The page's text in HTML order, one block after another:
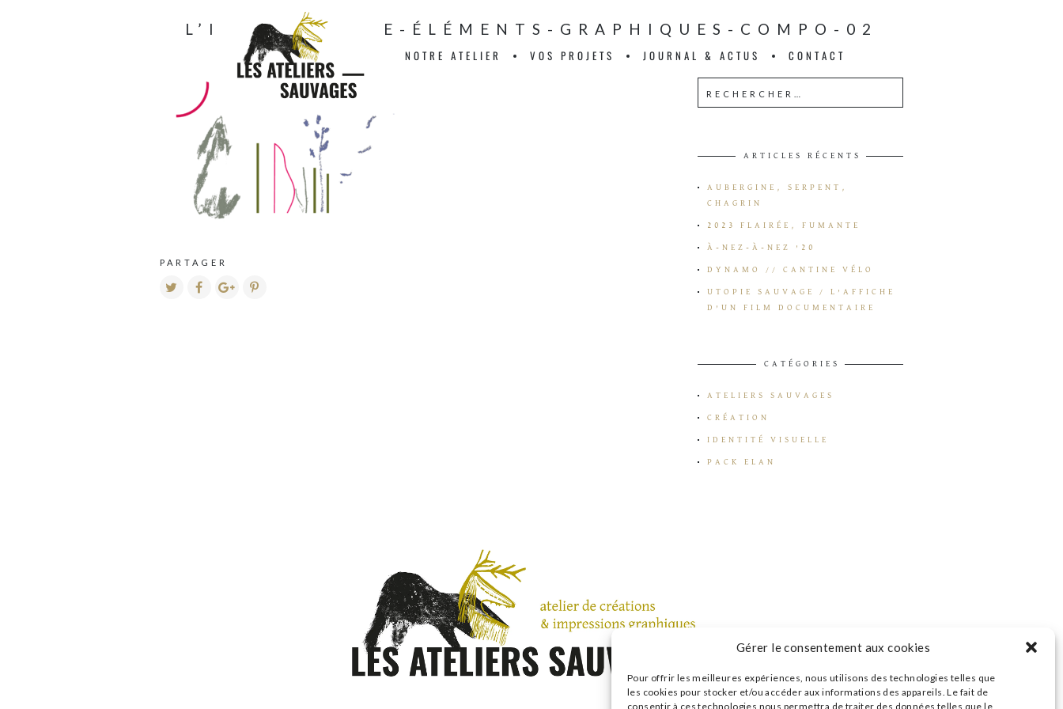
Gérer le consentement aux cookies
Pour offrir les meilleures expériences, nous utilisons des technologies telles que
les cookies pour stocker et/ou accéder aux informations des appareils. Le fait de
consentir à ces technologies nous permettra de traiter des données telles que le
NOTRE ATELIER VOS PROJETS JOURNAL & ACTUS CONTACT
L’ILOT-SAUVAGE-ÉLÉMENTS-GRAPHIQUES-COMPO-02
PARTAGER
ARTICLES RÉCENTS
AUBERGINE, SERPENT,
CHAGRIN
2023 FLAIRÉE, FUMANTE
À-NEZ-À-NEZ ’20
DYNAMO // CANTINE VÉLO
UTOPIE SAUVAGE / L’AFFICHE
D’UN FILM DOCUMENTAIRE
CATÉGORIES
ATELIERS SAUVAGES
CRÉATION
IDENTITÉ VISUELLE
PACK ELAN